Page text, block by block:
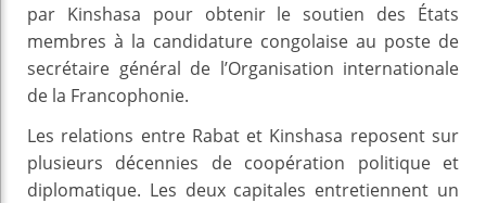
par Kinshasa pour obtenir le soutien des États
membres à la candidature congolaise au poste de
secrétaire général de l’Organisation internationale
de la Francophonie.
Les relations entre Rabat et Kinshasa reposent sur
plusieurs décennies de coopération politique et
diplomatique. Les deux capitales entretiennent un